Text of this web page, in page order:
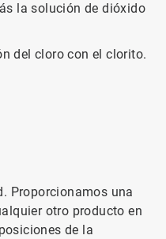
la solución de dióxido
del cloro con el clorito.
Proporcionamos una
otro producto en
de la